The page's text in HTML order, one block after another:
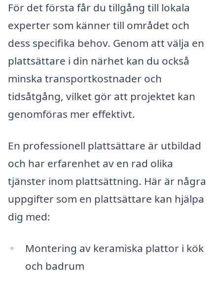
För det första får du tillgång till lokala
experter som känner till området och
dess specifika behov. Genom att välja en
plattsättare i din närhet kan du också
minska transportkostnader och
tidsåtgång, vilket gör att projektet kan
genomföras mer effektivt.
En professionell plattsättare är utbildad
och har erfarenhet av en rad olika
tjänster inom plattsättning. Här är några
uppgifter som en plattsättare kan hjälpa
dig med:
Montering av keramiska plattor i kök
och badrum